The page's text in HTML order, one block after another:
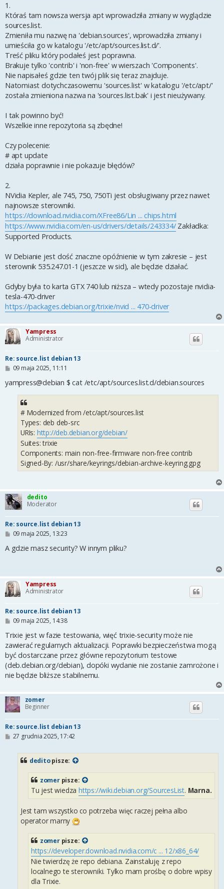
1.
Któraś tam nowsza wersja apt wprowadziła zmiany w wyglądzie
sources.list.
Zmieniła mu nazwę na 'debian.sources', wprowadziła zmiany i
umieściła go w katalogu '/etc/apt/sources.list.d/'.
Treść pliku który podałeś jest poprawna.
Brakuje tylko 'contrib' i 'non-free' w wierszach 'Components'.
Nie napisałeś gdzie ten twój plik się teraz znajduje.
Natomiast dotychczasowemu 'sources.list' w katalogu '/etc/apt/'
została zmieniona nazwa na 'sources.list.bak' i jest nieużywany.
I tak powinno być!
Wszelkie inne repozytoria są zbędne!
Czy polecenie:
# apt update
działa poprawnie i nie pokazuje błędów?
2.
NVidia Kepler, ale 745, 750, 750Ti jest obsługiwany przez nawet
najnowsze sterowniki.
https://download.nvidia.com/XFree86/Lin ... chips.html
https://www.nvidia.com/en-us/drivers/details/243334/Zakładka:
Supported Products.
W Debianie jest dość znaczne opóźnienie w tym zakresie – jest
sterownik 535.247.01-1 (jeszcze w sid), ale będzie działać.
Gdyby była to karta GTX 740 lub niższa – wtedy pozostaje nvidia-
tesla-470-driver
https://packages.debian.org/trixie/nvid ... 470-driver
Yampress
Administrator
Re: source.list debian 13
P
s
09 maja 2025, 11:11
yampress@debian $ cat /etc/apt/sources.list.d/debian.sources
# Modernized from /etc/apt/sources.list
Types: deb deb-src
URIs: http://deb.debian.org/debian/
Suites: trixie
Components: main non-free-firmware non-free contrib
Signed-By: /usr/share/keyrings/debian-archive-keyring.gpg
dedito
Moderator
Re: source.list debian 13
P
s
t
09 maja 2025, 13:23
A gdzie masz security? W innym pliku?
Yampress
Administrator
Re: source.list debian 13
P
s
09 maja 2025, 14:38
Trixie jest w fazie testowania, więć trixie-security może nie
zawierać regularnych aktualizacji. Poprawki bezpieczeństwa mogą
być dostarczane przez główne repozytorium testowe
(deb.debian.org/debian), dopóki wydanie nie zostanie zamrożone i
nie będzie bliższe stabilnemu.
zomer
Beginner
Re: source.list debian 13
P27 grudnia 2025, 17:42
deditopisze:
zomerpisze:
Tu jest wiedza https://wiki.debian.org/SourcesList. Marna.
Jest tam wszystko co potrzeba więc raczej pełna albo
operator marny
zomerpisze:
https://developer.download.nvidia.com/c ... 12/x86_64/
Nie twierdzę że repo debiana. Zainstaluję z repo
localnego te sterowniki. Tylko mam prośbę o dobre wpisy
dla Trixie.